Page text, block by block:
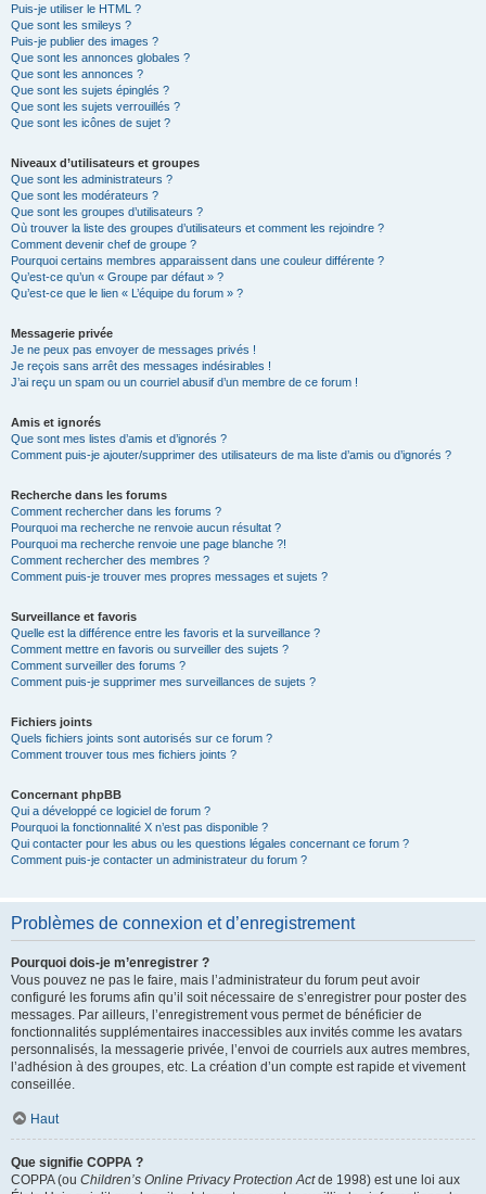
Puis-je utiliser le HTML ?
Que sont les smileys ?
Puis-je publier des images ?
Que sont les annonces globales ?
Que sont les annonces ?
Que sont les sujets épinglés ?
Que sont les sujets verrouillés ?
Que sont les icônes de sujet ?
Niveaux d’utilisateurs et groupes
Que sont les administrateurs ?
Que sont les modérateurs ?
Que sont les groupes d’utilisateurs ?
Où trouver la liste des groupes d’utilisateurs et comment les rejoindre ?
Comment devenir chef de groupe ?
Pourquoi certains membres apparaissent dans une couleur différente ?
Qu’est-ce qu’un « Groupe par défaut » ?
Qu’est-ce que le lien « L’équipe du forum » ?
Messagerie privée
Je ne peux pas envoyer de messages privés !
Je reçois sans arrêt des messages indésirables !
J’ai reçu un spam ou un courriel abusif d’un membre de ce forum !
Amis et ignorés
Que sont mes listes d’amis et d’ignorés ?
Comment puis-je ajouter/supprimer des utilisateurs de ma liste d’amis ou d’ignorés ?
Recherche dans les forums
Comment rechercher dans les forums ?
Pourquoi ma recherche ne renvoie aucun résultat ?
Pourquoi ma recherche renvoie une page blanche ?!
Comment rechercher des membres ?
Comment puis-je trouver mes propres messages et sujets ?
Surveillance et favoris
Quelle est la différence entre les favoris et la surveillance ?
Comment mettre en favoris ou surveiller des sujets ?
Comment surveiller des forums ?
Comment puis-je supprimer mes surveillances de sujets ?
Fichiers joints
Quels fichiers joints sont autorisés sur ce forum ?
Comment trouver tous mes fichiers joints ?
Concernant phpBB
Qui a développé ce logiciel de forum ?
Pourquoi la fonctionnalité X n’est pas disponible ?
Qui contacter pour les abus ou les questions légales concernant ce forum ?
Comment puis-je contacter un administrateur du forum ?
Problèmes de connexion et d’enregistrement
Pourquoi dois-je m’enregistrer ?
Vous pouvez ne pas le faire, mais l’administrateur du forum peut avoir
configuré les forums afin qu’il soit nécessaire de s’enregistrer pour poster des
messages. Par ailleurs, l’enregistrement vous permet de bénéficier de
fonctionnalités supplémentaires inaccessibles aux invités comme les avatars
personnalisés, la messagerie privée, l’envoi de courriels aux autres membres,
l’adhésion à des groupes, etc. La création d’un compte est rapide et vivement
conseillée.
Haut
Que signifie COPPA ?
COPPA (ou Children’s Online Privacy Protection Actde 1998) est une loi aux